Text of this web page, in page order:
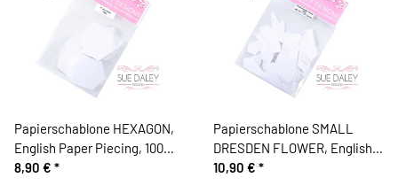
Papierschablone HEXAGON,
English Paper Piecing, 100
Stück, 6 Größen, Sue Daley
8,90 € *
Papierschablone SMALL
DRESDEN FLOWER, English
Paper Piecing, 100 Stück, Sue
10,90 € *